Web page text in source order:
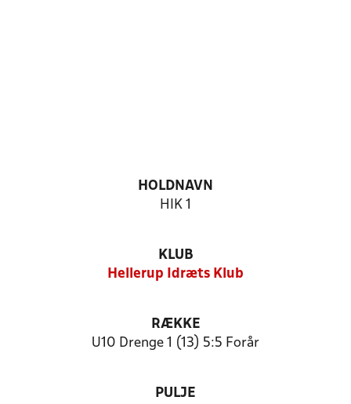
HOLDNAVN
HIK 1
KLUB
Hellerup Idræts Klub
RÆKKE
U10 Drenge 1 (13) 5:5 Forår
PULJE